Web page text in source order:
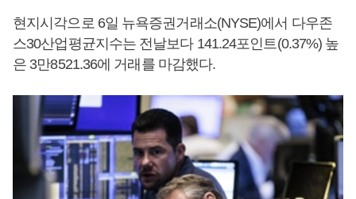
현지시각으로 6일 뉴욕증권거래소(NYSE)에서 다우존
스30산업평균지수는 전날보다 141.24포인트(0.37%) 높
은 3만8521.36에 거래를 마감했다.